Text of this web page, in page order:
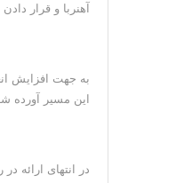
آهنربا و قرار دادن بر رروی نوار ۲۰۱۰ و اقداماتی که
این مسیر آورده
در انتهای ارائه در